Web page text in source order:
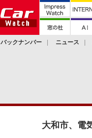
バックナンバー ニュース
大和市、電